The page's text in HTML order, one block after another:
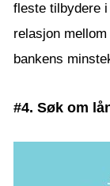
fleste tilbydere
relasjon
bankens
#4. Søk om